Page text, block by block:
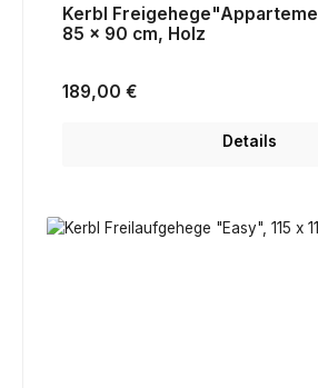
Kerbl
85 x 90 cm, Holz
Regulärer Preis:
189,00 €
Details